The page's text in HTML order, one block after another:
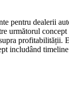
pentru dealerii
următorul
includând